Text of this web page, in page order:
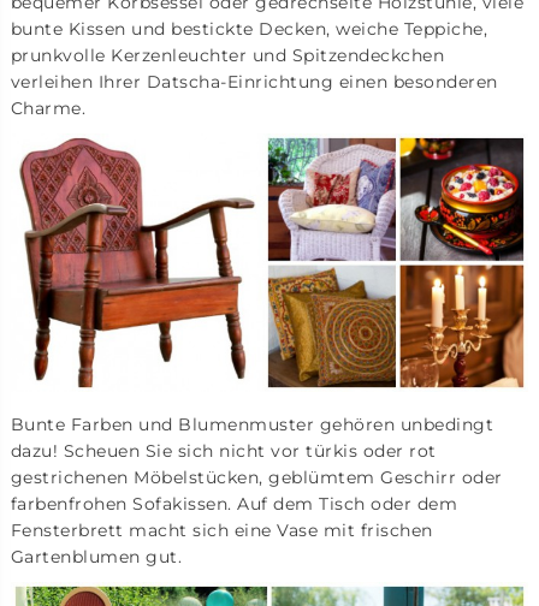
bunte Kissen und bestickte Decken, weiche Teppiche,
prunkvolle Kerzenleuchter und Spitzendeckchen
verleihen Ihrer Datscha-Einrichtung einen besonderen
Charme.
Bunte Farben und Blumenmuster gehören unbedingt
dazu! Scheuen Sie sich nicht vor türkis oder rot
gestrichenen Möbelstücken, geblümtem Geschirr oder
farbenfrohen Sofakissen. Auf dem Tisch oder dem
Fensterbrett macht sich eine Vase mit frischen
Gartenblumen gut.